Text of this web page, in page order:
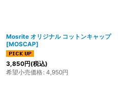
Mosrite オリジナル コットンキャップ
[MOSCAP]
3,850円(税込)
希望小売価格: 4,950円